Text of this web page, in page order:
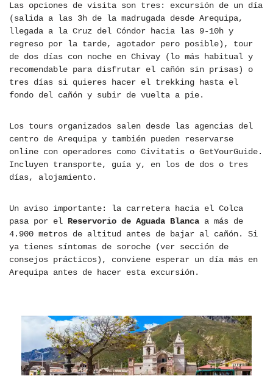
Las opciones de visita son tres: excursión de un día
(salida a las 3h de la madrugada desde Arequipa,
llegada a la Cruz del Cóndor hacia las 9-10h y
regreso por la tarde, agotador pero posible), tour
de dos días con noche en Chivay (lo más habitual y
recomendable para disfrutar el cañón sin prisas) o
tres días si quieres hacer el trekking hasta el
fondo del cañón y subir de vuelta a pie.
Los tours organizados salen desde las agencias del
centro de Arequipa y también pueden reservarse
online con operadores como Civitatis o GetYourGuide.
Incluyen transporte, guía y, en los de dos o tres
días, alojamiento.
Un aviso importante: la carretera hacia el Colca
pasa por el Reservorio de Aguada Blanca a más de
4.900 metros de altitud antes de bajar al cañón. Si
ya tienes síntomas de soroche (ver sección de
consejos prácticos), conviene esperar un día más en
Arequipa antes de hacer esta excursión.